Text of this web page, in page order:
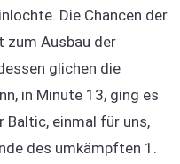
Die Chancen der
zum Ausbau der
glichen die
in Minute 13, ging es
Baltic, einmal für uns,
des umkämpften 1.